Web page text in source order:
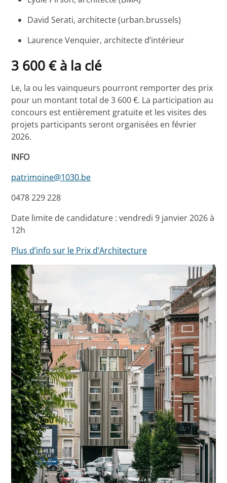
David Serati, architecte (urban.brussels)
Laurence Venquier, architecte d’intérieur
3 600 € à la clé
Le, la ou les vainqueurs pourront remporter des prix
pour un montant total de 3 600 €. La participation au
concours est entièrement gratuite et les visites des
projets participants seront organisées en février
2026.
INFO
patrimoine@1030.be
0478 229 228
Date limite de candidature : vendredi 9 janvier 2026 à
12h
Plus d’info sur le Prix d’Architecture